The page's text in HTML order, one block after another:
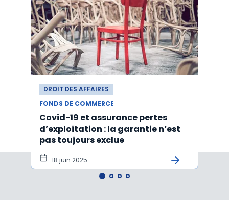
DROIT DES AFFAIRES
FONDS DE COMMERCE
Covid-19 et assurance pertes
d’exploitation : la garantie n’est
pas toujours exclue
18 juin 2025
tôt